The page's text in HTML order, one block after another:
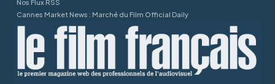
Nos Flux RSS
Cannes Market News : Marché du Film Official Daily